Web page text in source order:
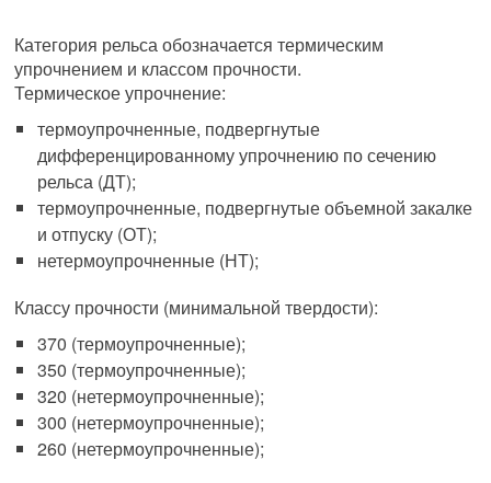
Категория рельса обозначается термическим
упрочнением и классом прочности.
Термическое упрочнение:
термоупрочненные, подвергнутые
дифференцированному упрочнению по сечению
рельса (ДТ);
термоупрочненные, подвергнутые объемной закалке
и отпуску (ОТ);
нетермоупрочненные (НТ);
Классу прочности (минимальной твердости):
370 (термоупрочненные);
350 (термоупрочненные);
320 (нетермоупрочненные);
300 (нетермоупрочненные);
260 (нетермоупрочненные);